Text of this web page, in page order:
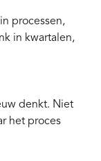
processen,
in kwartalen,
denkt. Niet
het proces